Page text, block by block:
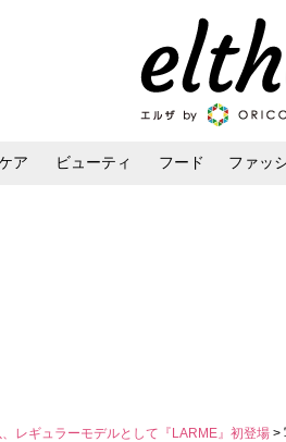
ア ビューティ フード ファッ
レギュラーモデルとして『LARME』初登場 >